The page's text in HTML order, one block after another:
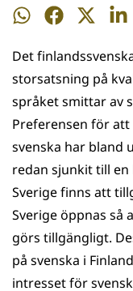
Dela
WhatsApp
Dela
Facebook
Dela
Twitter
Dela
Det
storsatsning på
språket smittar av
Preferensen för
svenska har bland
redan sjunkit till
Sverige finns att
Sverige öppnas så
görs tillgängligt.
på svenska i
intresset för